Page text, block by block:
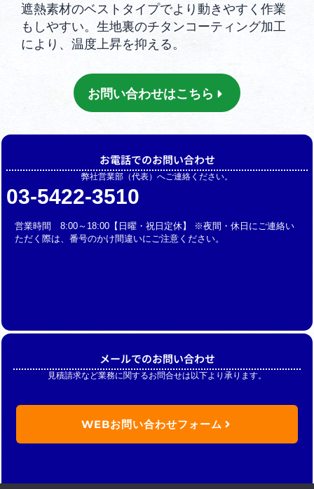
遮熱素材のベストタイプでより動きやすく作業
もしやすい。生地裏のチタンコーティング加工
により、温度上昇を抑える。
お問い合わせはこちら
お電話でのお問い合わせ
弊社営業部（代表）へご連絡ください。
03-5422-3510
営業時間 8:00～18:00【日曜・祝日定休】 ※夜間・休日にご連絡い
ただく際は、番号のかけ間違いにご注意ください。
メールでのお問い合わせ
見積請求など業務に関するお問合せは以下より承ります。
WEBお問い合わせフォーム